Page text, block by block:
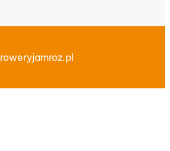
roweryjamroz.pl